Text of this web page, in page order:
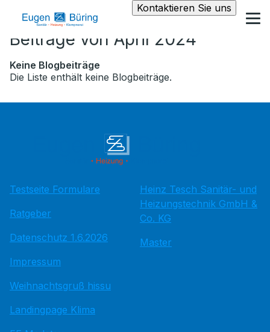
Kontaktieren Sie uns
Beiträge von April 2024
Keine Blogbeiträge
Die Liste enthält keine Blogbeiträge.
Testseite Formulare
Ratgeber
Datenschutz 1.6.2026
Impressum
Weihnachtsgruß hissu
Landingpage Klima
Heinz Tesch Sanitär- und
Heizungstechnik GmbH &
Co. KG
Master